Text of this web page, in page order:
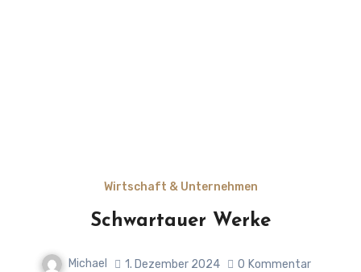
Wirtschaft & Unternehmen
Schwartauer Werke
Michael 1. Dezember 2024 0 Kommentar